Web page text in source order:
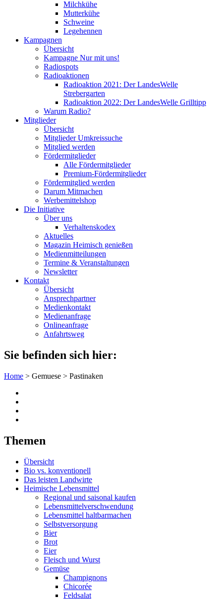
Milchkühe
Mutterkühe
Schweine
Legehennen
Kampagnen
Übersicht
Kampagne Nur mit uns!
Radiospots
Radioaktionen
Radioaktion 2021: Der LandesWelle
Strebergarten
Radioaktion 2022: Der LandesWelle Grilltipp
Warum Radio?
Mitglieder
Übersicht
Mitglieder Umkreissuche
Mitglied werden
Fördermitglieder
Alle Fördermitglieder
Premium-Fördermitglieder
Fördermitglied werden
Darum Mitmachen
Werbemittelshop
Die Initiative
Über uns
Verhaltenskodex
Aktuelles
Magazin Heimisch genießen
Medienmitteilungen
Termine & Veranstaltungen
Newsletter
Kontakt
Übersicht
Ansprechpartner
Medienkontakt
Medienanfrage
Onlineanfrage
Anfahrtsweg
Sie befinden sich hier:
Home > Gemuese > Pastinaken
Themen
Übersicht
Bio vs. konventionell
Das leisten Landwirte
Heimische Lebensmittel
Regional und saisonal kaufen
Lebensmittelverschwendung
Lebensmittel haltbarmachen
Selbstversorgung
Bier
Brot
Eier
Fleisch und Wurst
Gemüse
Champignons
Chicorée
Feldsalat